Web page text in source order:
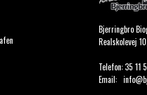
Bjerringbro
Realskolevej
Telefon: 35 11
Email: